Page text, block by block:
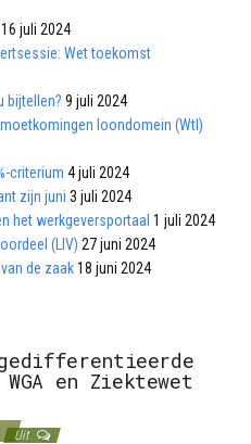
16 juli 2024
Wet toekomst
bijtellen? 9 juli 2024
loondomein (Wtl)
criterium 4 juli 2024
zijn juni 3 juli 2024
het werkgeversportaal 1 juli 2024
(LIV) 27 juni 2024
de zaak18 juni 2024
gedifferentieerde
en Ziektewet
Uit